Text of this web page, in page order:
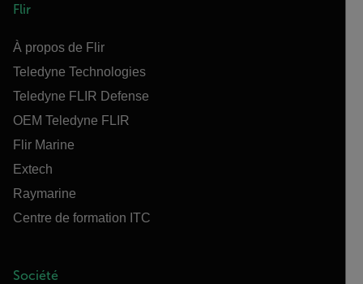
Flir
À propos de Flir
Teledyne Technologies
Teledyne FLIR Defense
OEM Teledyne FLIR
Flir Marine
Extech
Raymarine
Centre de formation ITC
Société